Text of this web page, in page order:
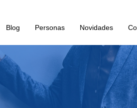
Blog Personas Novidades